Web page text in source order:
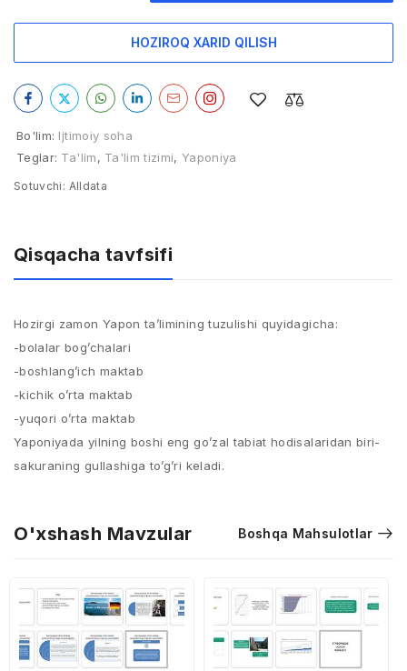
HOZIROQ XARID QILISH
Bo'lim: Ijtimoiy soha
Teglar: Ta'lim, Ta'lim tizimi, Yaponiya
Sotuvchi: Alldata
Qisqacha tavfsifi
Hozirgi zamon Yapon ta’limining tuzulishi quyidagicha:
-bolalar bog’chalari
-boshlang’ich maktab
-kichik o’rta maktab
-yuqori o’rta maktab
Yaponiyada yilning boshi eng go’zal tabiat hodisalaridan biri-
sakuraning gullashiga to’g’ri keladi.
O'xshash Mavzular Boshqa Mahsulotlar